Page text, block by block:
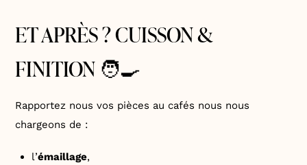
ET APRÈS ? CUISSON &
FINITION 🧑‍🍳
Rapportez nous vos pièces au cafés nous nous
chargeons de :
l’émaillage,